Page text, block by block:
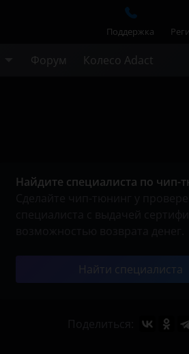
Поддержка
Форум Колесо Adact
Найдите специалиста по чип-
Найти специалиста